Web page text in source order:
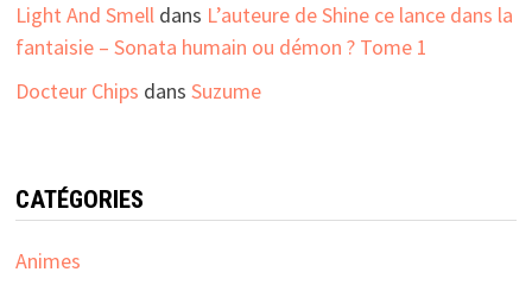
Light And Smelldans L’auteure de Shine ce lance dans la
fantaisie – Sonata humain ou démon ? Tome 1
Docteur Chips dans Suzume
CATÉGORIES
Animes